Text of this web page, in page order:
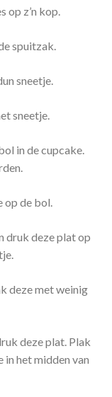
op z’n kop.
spuitzak.
sneetje.
sneetje.
in de cupcake.
op de bol.
druk deze plat op
deze met weinig
deze plat. Plak
het midden van